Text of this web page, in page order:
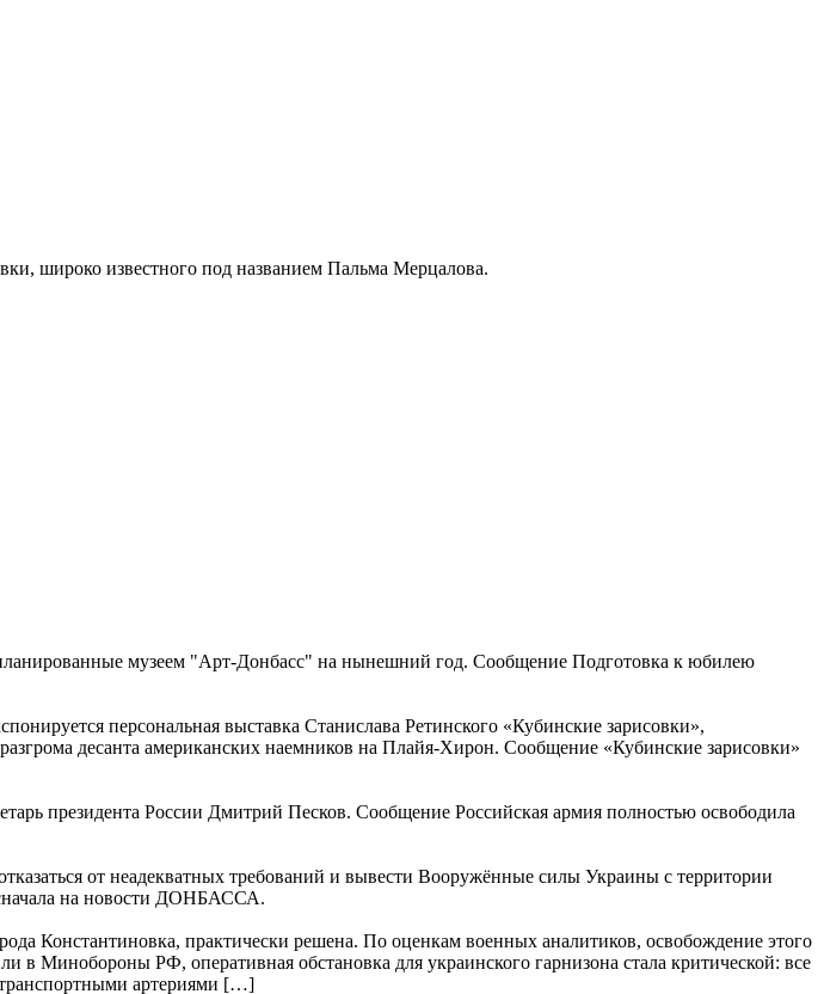
широко известного под названием Пальма Мерцалова.
музеем "Арт-Донбасс" на нынешний год. Сообщение Подготовка к юбилею
персональная выставка Станислава Ретинского «Кубинские зарисовки»,
десанта американских наемников на Плайя-Хирон. Сообщение «Кубинские зарисовки»
президента России Дмитрий Песков. Сообщение Российская армия полностью освободила
от неадекватных требований и вывести Вооружённые силы Украины с территории
на новости ДОНБАССА.
Константиновка, практически решена. По оценкам военных аналитиков, освобождение этого
Минобороны РФ, оперативная обстановка для украинского гарнизона стала критической: все
артериями […]